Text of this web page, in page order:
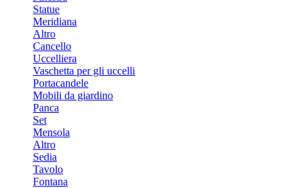
Statue
Meridiana
Altro
Cancello
Uccelliera
Vaschetta per gli uccelli
Portacandele
Mobili da giardino
Panca
Set
Mensola
Altro
Sedia
Tavolo
Fontana